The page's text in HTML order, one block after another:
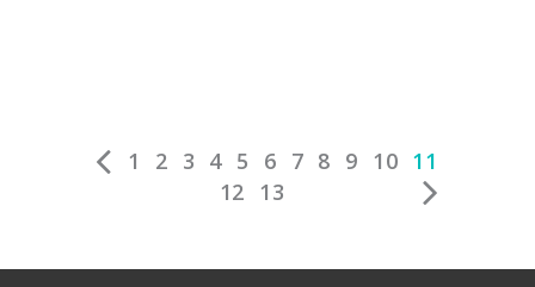
1 2 3 4 5 6 7 8 9 10 11
12
13